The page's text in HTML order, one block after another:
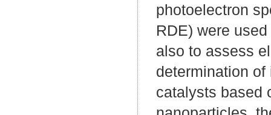
photoelectron
RDE) were
also to assess
determination
catalysts based